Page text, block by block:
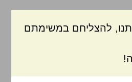
להצליחם במשימתם